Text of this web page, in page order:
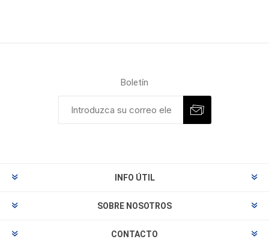
Boletín
INFO ÚTIL
SOBRE NOSOTROS
CONTACTO